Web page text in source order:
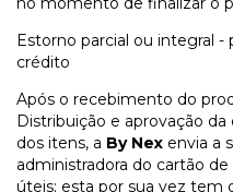
Estorno parcial ou integral
crédito
Após o recebimento do
Distribuição e aprovação
dos itens, a By Nex envia a
administradora do cartão
úteis; esta por sua vez tem